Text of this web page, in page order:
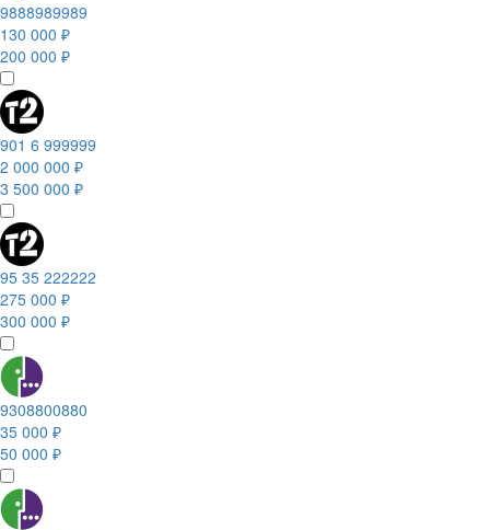
9888989989
130 000 ₽
200 000 ₽
901 6 999999
2 000 000 ₽
3 500 000 ₽
95 35 222222
275 000 ₽
300 000 ₽
9308800880
35 000 ₽
50 000 ₽